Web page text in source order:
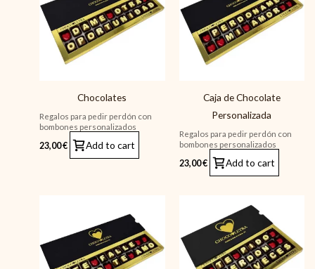
Chocolates
Regalos para pedir perdón con
bombones personalizados
23,00€ Add to cart
Caja de Chocolate
Personalizada
Regalos para pedir perdón con
bombones personalizados
23,00€ Add to cart